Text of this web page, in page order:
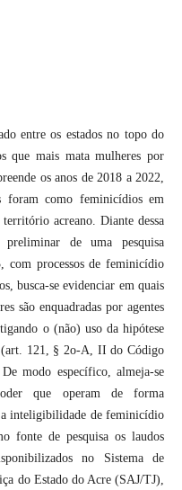
entre os estados no topo do
que mais mata mulheres por
os anos de 2018 a 2022,
foram como feminicídios em
acreano. Diante dessa
de uma pesquisa
com processos de feminicídio
busca-se evidenciar em quais
são enquadradas por agentes
o (não) uso da hipótese
(art. 121, § 2o-A, II do Código
modo específico, almeja-se
que operam de forma
inteligibilidade de feminicídio
fonte de pesquisa os laudos
no Sistema de
do Estado do Acre (SAJ/TJ),